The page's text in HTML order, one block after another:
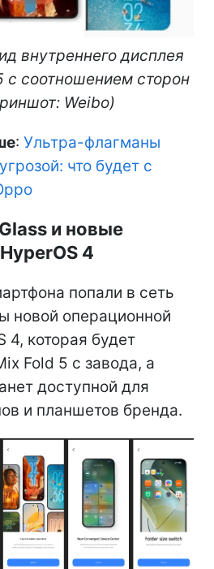
внутреннего дисплея
с соотношением сторон
Weibo)
: Ультра-флагманы
что будет с
и новые
4
попали в сеть
новой операционной
4, которая будет
Fold 5 с завода, а
доступной для
и планшетов бренда.